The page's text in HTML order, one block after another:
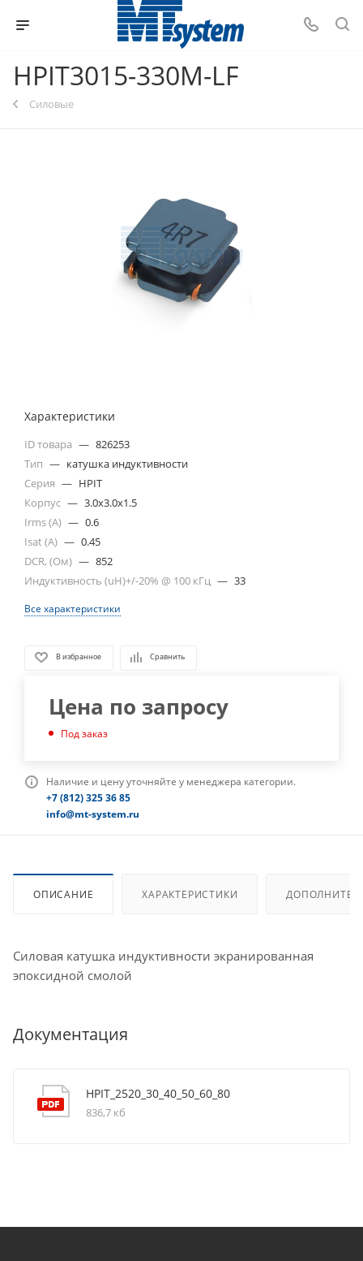
HPIT3015-330M-LF
Силовые
Характеристики
ID товара — 826253
Тип — катушка индуктивности
Серия — HPIT
Корпус — 3.0x3.0x1.5
Irms (A) — 0.6
Isat (A) — 0.45
DCR, (Ом) — 852
Индуктивность (uH)+/-20% @ 100 кГц — 33
Все характеристики
В избранное Сравнить
Цена по запросу
Под заказ
Наличие и цену уточняйте у менеджера категории.
+7 (812) 325 36 85
info@mt-system.ru
ОПИСАНИЕ ХАРАКТЕРИСТИКИ
Силовая катушка индуктивности экранированная
эпоксидной смолой
Документация
HPIT_2520_30_40_50_60_80
836,7 кб